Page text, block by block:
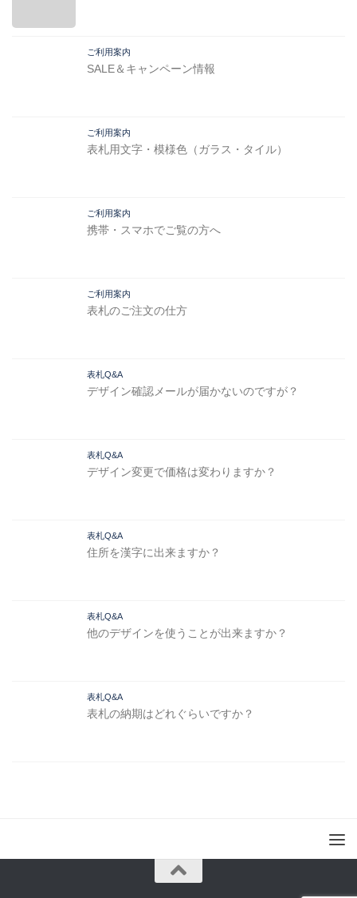
ご利用案内
SALE＆キャンペーン情報
ご利用案内
表札用文字・模様色（ガラス・タイル）
ご利用案内
携帯・スマホでご覧の方へ
ご利用案内
表札のご注文の仕方
表札Q&A
デザイン確認メールが届かないのですが？
表札Q&A
デザイン変更で価格は変わりますか？
表札Q&A
住所を漢字に出来ますか？
表札Q&A
他のデザインを使うことが出来ますか？
表札Q&A
表札の納期はどれぐらいですか？